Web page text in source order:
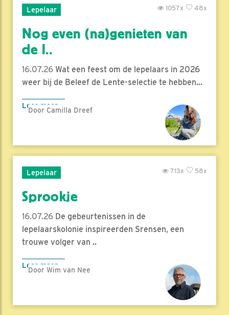
Lepelaar 48x
1057x
Nog even (na)genieten van
de l..
16.07.26 Wat een feest om de lepelaars in 2026
weer bij de Beleef de Lente-selectie te hebben...
Lees meer
Door Camilla Dreef
Lepelaar 58x
713x
Sprookje
16.07.26 De gebeurtenissen in de
lepelaarskolonie inspireerden Srensen, een
trouwe volger van ..
Lees meer
Door Wim van Nee